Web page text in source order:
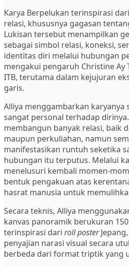
Karya Berpelukan terinspirasi
relasi, khususnya gagasan
Lukisan tersebut menampilkan
sebagai simbol relasi, koneksi,
identitas diri melalui hubungan
mengakui pengaruh Christine Ay
ITB, terutama dalam kejujuran
garis.
Alliya menggambarkan karyanya
sangat personal terhadap
membangun banyak relasi, baik
maupun perkuliahan, namun
manifestasikan runtuh seketika
hubungan itu terputus. Melalui
menelusuri kembali momen-
bentuk pengakuan atas
hasrat manusia untuk
Secara teknis, Alliya
kanvas panoramik berukuran
terinspirasi dari roll poster
penyajian narasi visual secara
berbeda dari format triptik yang